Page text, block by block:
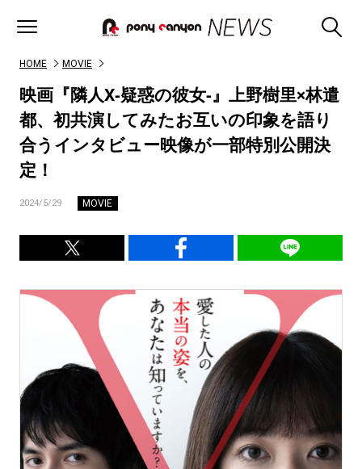
HOME MOVIE
映画『隣人X‐疑惑の彼女‐』上野樹里×林遣
都、初共演してみたお互いの印象を語り
合うインタビュー映像が一部特別公開決
定！
2024/5/29 MOVIE